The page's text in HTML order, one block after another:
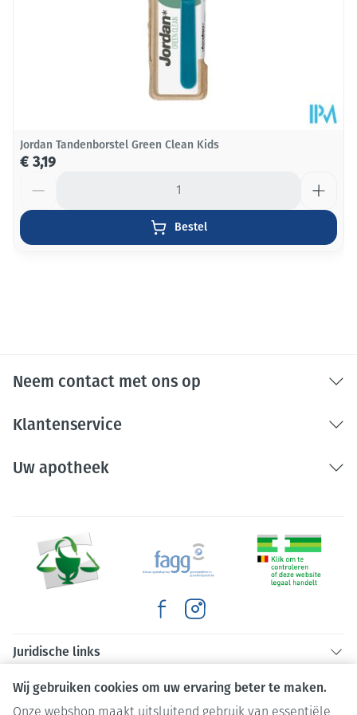
Wij gebruiken cookies om uw ervaring beter te maken.
Jordan Tandenborstel Green Clean Kids
€ 3,19
Bestel
Neem contact met ons op
Klantenservice
Uw apotheek
Juridische links